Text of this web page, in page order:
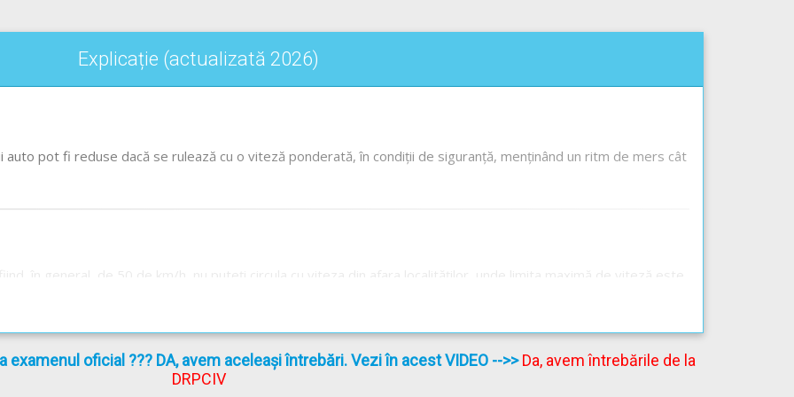
Explicație (actualizată 2026)
auto pot fi reduse dacă se rulează cu o viteză ponderată, în condiții de siguranță, menținând un ritm de mers cât
oficial ??? DA, avem aceleași întrebări. Vezi în acest VIDEO -->>Da, avem întrebările de la
DRPCIV